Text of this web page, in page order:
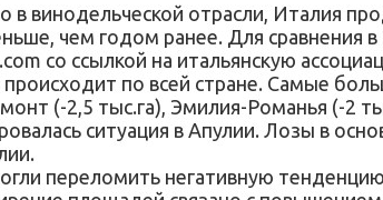
в винодельческой отрасли, Италия
чем годом ранее. Для
со ссылкой на итальянскую
происходит по всей стране. Самые
(-2,5 тыс.га), Эмилия-Романья (-2
ситуация в Апулии. Лозы в
переломить негативную